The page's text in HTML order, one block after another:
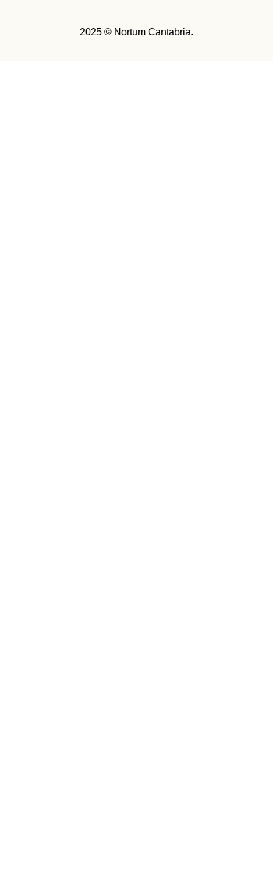
2025 © Nortum Cantabria.